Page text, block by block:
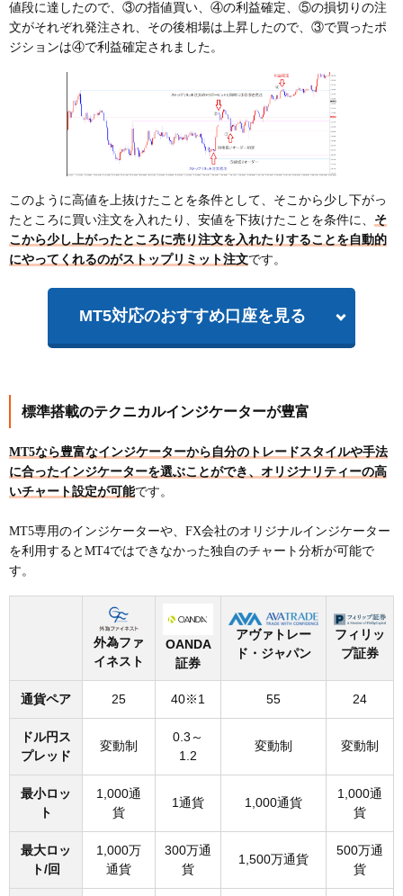
値段に達したので、③の指値買い、④の利益確定、⑤の損切りの注
文がそれぞれ発注され、その後相場は上昇したので、③で買ったポ
ジションは④で利益確定されました。
このように高値を上抜けたことを条件として、そこから少し下がっ
たところに買い注文を入れたり、安値を下抜けたことを条件に、 そ
こから少し上がったところに売り注文を入れたりすることを自動的
にやってくれるのがストップリミット注文です。
MT5対応のおすすめ口座を見る
標準搭載のテクニカルインジケーターが豊富
MT5なら豊富なインジケーターから自分のトレードスタイルや手法
に合ったインジケーターを選ぶことができ、オリジナリティーの高
いチャート設定が可能です。
MT5専用のインジケーターや、FX会社のオリジナルインジケーター
を利用するとMT4ではできなかった独自のチャート分析が可能で
す。
外為ファ
イネスト
OANDA
証券
アヴァトレー
ド・ジャパン
フィリッ
プ証券
通貨ペア 25 40※1 55 24
ドル円ス
プレッド
変動制
0.3～
1.2
変動制 変動制
最小ロッ
ト
1,000通
貨
1通貨 1,000通貨
1,000通
貨
最大ロッ
ト/回
1,000万
通貨
300万通
貨
1,500万通貨
500万通
貨